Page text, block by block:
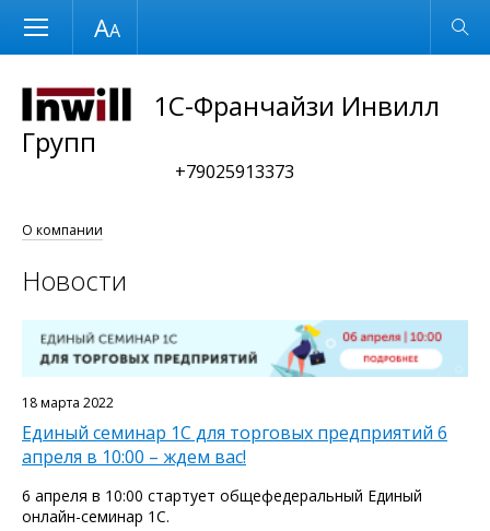
Размер шрифта Обычная версия
1С-Франчайзи Инвилл
Групп
+79025913373
О компании
Новости
18 марта 2022
Единый семинар 1С для торговых предприятий 6
апреля в 10:00 – ждем вас!
6 апреля в 10:00 стартует общефедеральный Единый
онлайн-семинар 1С.